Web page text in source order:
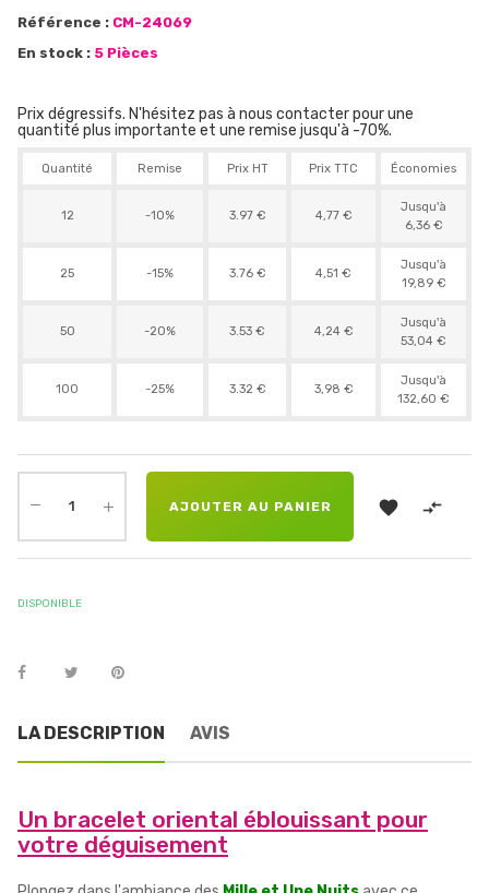
Référence : CM-24069
En stock : 5 Pièces
Prix dégressifs. N'hésitez pas à nous contacter pour une
quantité plus importante et une remise jusqu'à -70%.
Quantité Remise Prix HT Prix TTC Économies
12 -10% 3.97 € 4,77 €
Jusqu'à
6,36 €
25 -15% 3.76 € 4,51 €
Jusqu'à
19,89 €
50 -20% 3.53 € 4,24 €
Jusqu'à
53,04 €
100 -25% 3.32 € 3,98 €
Jusqu'à
132,60 €
AJOUTER AU PANIER  
DISPONIBLE
LA DESCRIPTION AVIS
Un bracelet oriental éblouissant pour
votre déguisement